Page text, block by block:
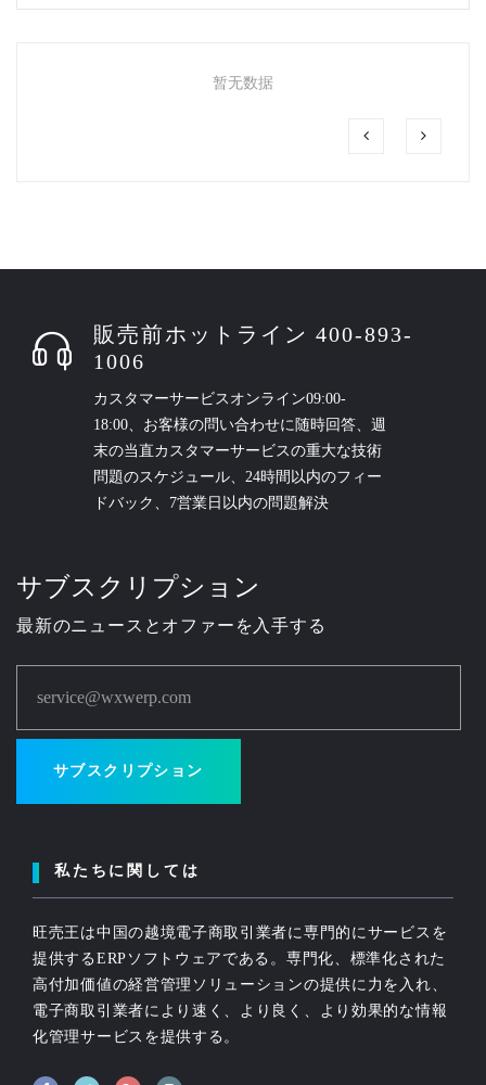
暂无数据
販売前ホットライン 400-893-
1006
カスタマーサービスオンライン09:00-
18:00、お客様の問い合わせに随時回答、週
末の当直カスタマーサービスの重大な技術
問題のスケジュール、24時間以内のフィー
ドバック、7営業日以内の問題解決
サブスクリプション
最新のニュースとオファーを入手する
service@wxwerp.com
サブスクリプション
私たちに関しては
旺売王は中国の越境電子商取引業者に専門的にサービスを
提供するERPソフトウェアである。専門化、標準化された
高付加価値の経営管理ソリューションの提供に力を入れ、
電子商取引業者により速く、より良く、より効果的な情報
化管理サービスを提供する。